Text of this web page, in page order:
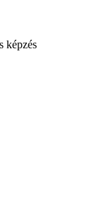
képzés